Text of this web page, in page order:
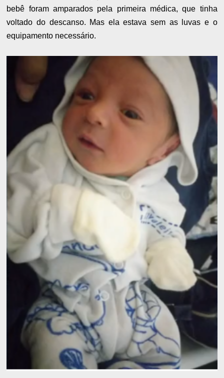
bebê foram amparados pela primeira médica, que tinha
voltado do descanso. Mas ela estava sem as luvas e o
equipamento necessário.